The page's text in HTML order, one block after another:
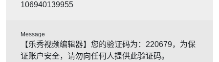
106940139955
Message
【乐秀视频编辑器】您的验证码为：220679，为保
证账户安全，请勿向任何人提供此验证码。